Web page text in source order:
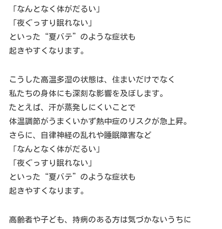
「なんとなく体がだるい」
「夜ぐっすり眠れない」
といった“夏バテ”のような症状も
起きやすくなります。
こうした高温多湿の状態は、住まいだけでなく
私たちの身体にも深刻な影響を及ぼします。
たとえば、汗が蒸発しにくいことで
体温調節がうまくいかず熱中症のリスクが急上昇。
さらに、自律神経の乱れや睡眠障害など
「なんとなく体がだるい」
「夜ぐっすり眠れない」
といった“夏バテ”のような症状も
起きやすくなります。
高齢者や子ども、持病のある方は気づかないうちに